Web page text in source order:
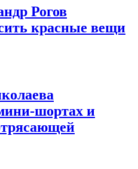
Рогов
красные вещи
шортах и